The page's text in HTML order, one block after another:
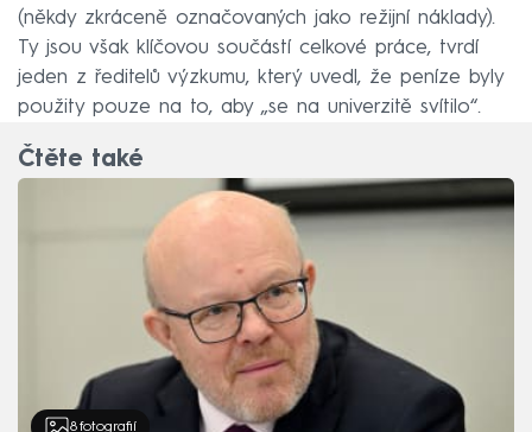
(někdy zkráceně označovaných jako režijní náklady).
Ty jsou však klíčovou součástí celkové práce, tvrdí
jeden z ředitelů výzkumu, který uvedl, že peníze byly
použity pouze na to, aby „se na univerzitě svítilo“.
Čtěte také
8 fotografií